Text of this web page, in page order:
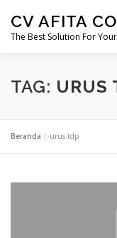
konten
CV AFITA
The Best Solution For
AFITA
PERIZINAN
TAG: URUS
Beranda »urus tdp